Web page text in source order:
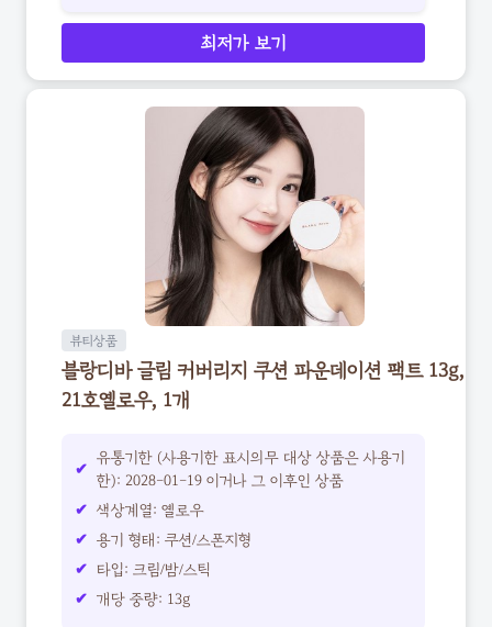
최저가 보기
뷰티상품
블랑디바 글림 커버리지 쿠션 파운데이션 팩트 13g,
21호옐로우, 1개
유통기한 (사용기한 표시의무 대상 상품은 사용기
한): 2028-01-19 이거나 그 이후인 상품
색상계열: 옐로우
용기 형태: 쿠션/스폰지형
타입: 크림/밤/스틱
개당 중량: 13g